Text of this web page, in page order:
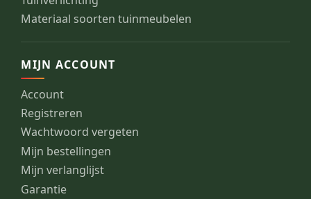
Materiaal soorten tuinmeubelen
MIJN ACCOUNT
Account
Registreren
Wachtwoord vergeten
Mijn bestellingen
Mijn verlanglijst
Garantie